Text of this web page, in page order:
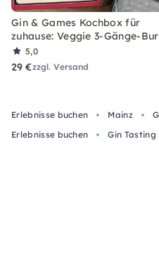
Gin & Games Kochbox für
zuhause: Veggie 3-Gänge-
5,0
29 €zzgl. Versand
Erlebnisse buchen Mainz
Erlebnisse buchen
Gin Tasting